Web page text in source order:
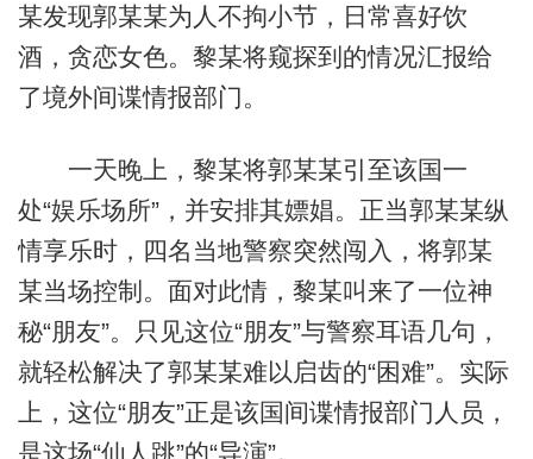
某发现郭某某为人不拘小节，日常喜好饮
酒，贪恋女色。黎某将窥探到的情况汇报给
了境外间谍情报部门。
一天晚上，黎某将郭某某引至该国一
处“娱乐场所”，并安排其嫖娼。正当郭某某纵
情享乐时，四名当地警察突然闯入，将郭某
某当场控制。面对此情，黎某叫来了一位神
秘“朋友”。只见这位“朋友”与警察耳语几句，
就轻松解决了郭某某难以启齿的“困难”。实际
上，这位“朋友”正是该国间谍情报部门人员，
是这场“仙人跳”的“导演”。